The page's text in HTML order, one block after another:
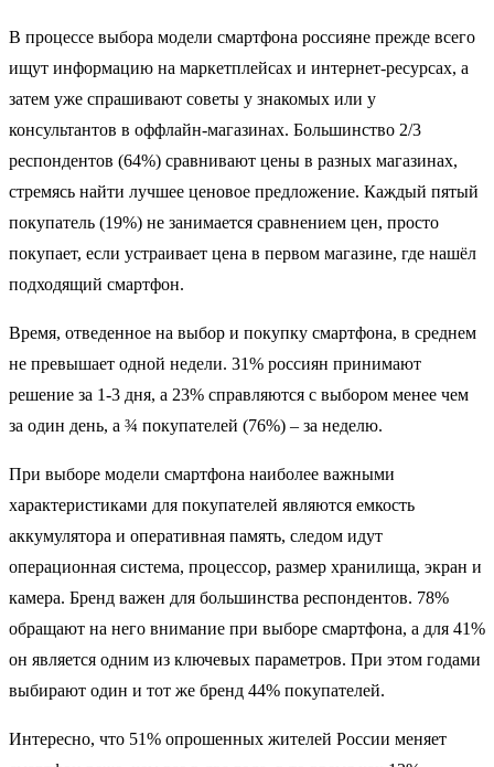
В процессе выбора модели смартфона россияне прежде всего
ищут информацию на маркетплейсах и интернет-ресурсах, а
затем уже спрашивают советы у знакомых или у
консультантов в оффлайн-магазинах. Большинство 2/3
респондентов (64%) сравнивают цены в разных магазинах,
стремясь найти лучшее ценовое предложение. Каждый пятый
покупатель (19%) не занимается сравнением цен, просто
покупает, если устраивает цена в первом магазине, где нашёл
подходящий смартфон.
Время, отведенное на выбор и покупку смартфона, в среднем
не превышает одной недели. 31% россиян принимают
решение за 1-3 дня, а 23% справляются с выбором менее чем
за один день, а ¾ покупателей (76%) – за неделю.
При выборе модели смартфона наиболее важными
характеристиками для покупателей являются емкость
аккумулятора и оперативная память, следом идут
операционная система, процессор, размер хранилища, экран и
камера. Бренд важен для большинства респондентов. 78%
обращают на него внимание при выборе смартфона, а для 41%
он является одним из ключевых параметров. При этом годами
выбирают один и тот же бренд 44% покупателей.
Интересно, что 51% опрошенных жителей России меняет